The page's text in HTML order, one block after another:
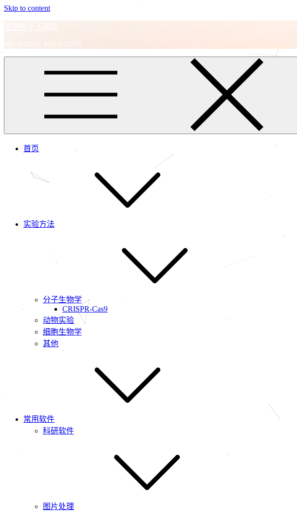
Skip to content
王进的个人网站
NO PAINS, NO GAINS.
首页
实验方法
分子生物学
CRISPR-Cas9
动物实验
细胞生物学
其他
常用软件
科研软件
图片处理